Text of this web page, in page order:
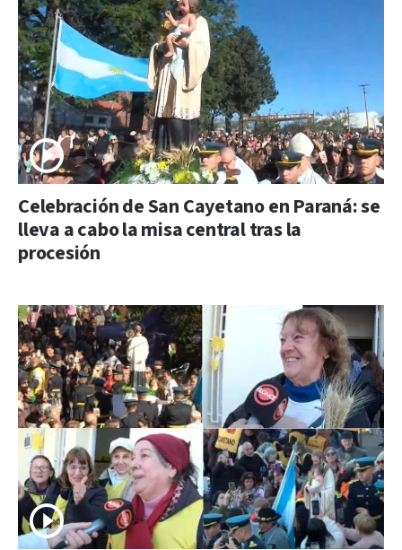
Celebración de San Cayetano en Paraná: se
lleva a cabo la misa central tras la
procesión